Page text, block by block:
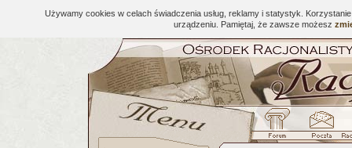
Używamy cookies w celach świadczenia usług, reklamy i statystyk.
urządzeniu. Pamiętaj, że zawsze możesz